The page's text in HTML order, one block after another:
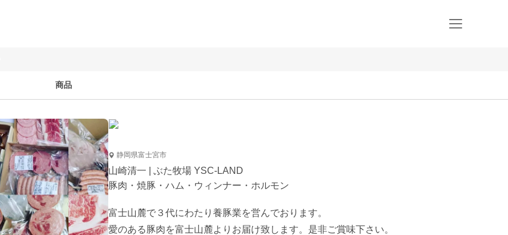
商品
静岡県富士宮市
山崎清一 | ぶた牧場 YSC-LAND
豚肉・焼豚・ハム・ウィンナー・ホルモン
富士山麓で３代にわたり養豚業を営んでおります。
愛のある豚肉を富士山麓よりお届け致します。是非ご賞味下さい。